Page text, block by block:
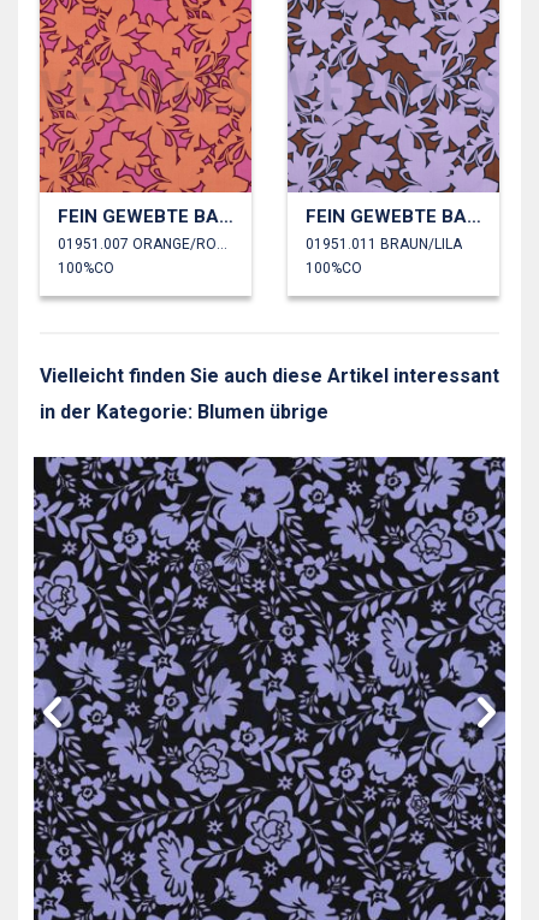
FEIN GEWEBTE BAUMWOLLPOPELINE BLUMEN
100%CO
FEIN GEWEBTE BAUMWOLLPOPELINE BLUMEN
01951.011 BRAUN/LILA
100%CO
Vielleicht finden Sie auch diese Artikel interessant
in der Kategorie: Blumen übrige